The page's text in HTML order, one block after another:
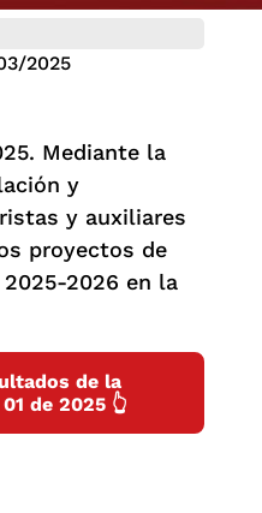
2025
Mediante la
y
y auxiliares
proyectos de
2026 en la
de la
de 2025 👆